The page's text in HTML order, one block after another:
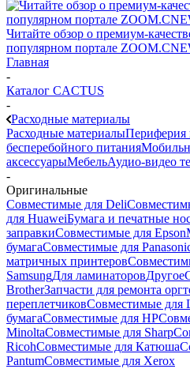
Читайте обзор о премиум-
популярном портале
Главная
-
Каталог CACTUS
-
Расходные материалы
Расходные материалыПериферия
бесперебойного питания
аксессуарыМебельАудио-видео
-
Оригинальные
Совместимые для Deli
для HuaweiБумага и печатные
заправкиСовместимые для Epson
бумагаСовместимые для
матричных принтеров
SamsungДля ламинаторовДругое
BrotherЗапчасти для ремонта
переплетчиковСовместимые для
бумагаСовместимые для HP
MinoltaСовместимые для Sharp
RicohСовместимые для Катюша
PantumСовместимые для Xerox